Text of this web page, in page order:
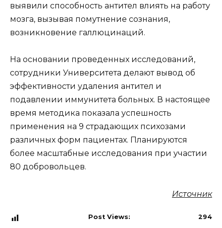
выявили способность антител влиять на работу
мозга, вызывая помутнение сознания,
возникновение галлюцинаций.
На основании проведенных исследований,
сотрудники Университета делают вывод об
эффективности удаления антител и
подавлении иммунитета больных. В настоящее
время методика показала успешность
применения на 9 страдающих психозами
различных форм пациентах. Планируются
более масштабные исследования при участии
80 добровольцев.
Источник
Post Views: 294